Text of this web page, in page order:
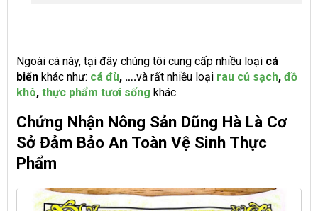
Ngoài cá này, tại đây chúng tôi cung cấp nhiều loại cá
biển khác như: cá đù, ….và rất nhiều loại rau củ sạch, đồ
khô, thực phẩm tươi sống khác.
Chứng Nhận Nông Sản Dũng Hà Là Cơ
Sở Đảm Bảo An Toàn Vệ Sinh Thực
Phẩm